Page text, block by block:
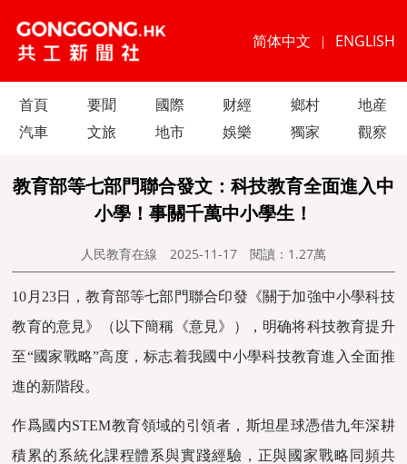
简体中文 | ENGLISH
首頁 要聞 國際 财經 鄉村
地産
汽車
文旅 地市 娛樂 獨家 觀察
教育部等七部門聯合發文：科技教育全面進入中
小學！事關千萬中小學生！
人民教育在線 2025-11-17 閱讀： 1.27萬
10月23日，教育部等七部門聯合印發《關于加強中小學科技
教育的意見》（以下簡稱《意見》），明确将科技教育提升
至“國家戰略”高度，标志着我國中小學科技教育進入全面推
進的新階段。
作爲國内STEM教育領域的引領者，斯坦星球憑借九年深耕
積累的系統化課程體系與實踐經驗，正與國家戰略同頻共